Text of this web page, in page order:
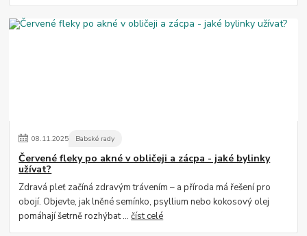
08.11.2025 Babské rady
Červené fleky po akné v obličeji a zácpa - jaké bylinky
užívat?
Zdravá pleť začíná zdravým trávením – a příroda má řešení pro
obojí. Objevte, jak lněné semínko, psyllium nebo kokosový olej
pomáhají šetrně rozhýbat ...číst celé